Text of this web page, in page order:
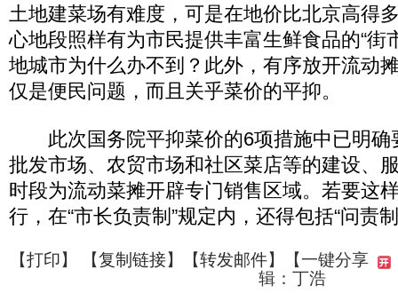
土地建菜场有难度，可是在地价比北京高得
心地段照样有为市民提供丰富生鲜食品的“街
地城市为什么办不到？此外，有序放开流动
仅是便民问题，而且关乎菜价的平抑。
此次国务院平抑菜价的6项措施中已明确
批发市场、农贸市场和社区菜店等的建设、
时段为流动菜摊开辟专门销售区域。若要这
行，在“市长负责制”规定内，还得包括“问责
【打印】 【复制链接】【转发邮件】
【一键分享
辑：丁浩